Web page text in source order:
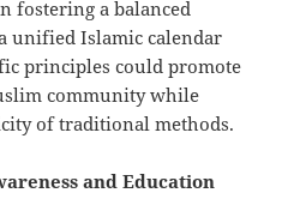
fostering a balanced
unified Islamic calendar
principles could promote
community while
of traditional methods.
and Education